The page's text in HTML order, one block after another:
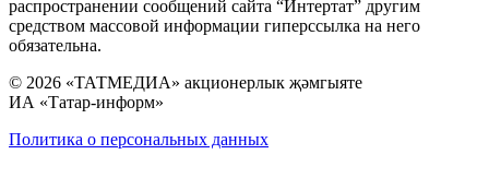
распространении сообщений сайта “Интертат” другим
средством массовой информации гиперссылка на него
обязательна.
© 2026 «ТАТМЕДИА» акционерлык җәмгыяте
ИА «Татар-информ»
Политика о персональных данных